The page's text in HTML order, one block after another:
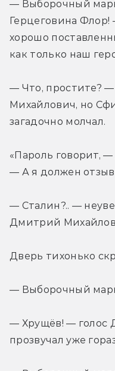
— Выборочный
Герцеговина
хорошо
как только наш
— Что, простите?
Михайлович, но
загадочно молчал.
«Пароль говорит,
— А я должен отзыв
— Сталин?.. —
Дмитрий
Дверь тихонько
— Выборочный
— Хрущёв! — голос
прозвучал уже